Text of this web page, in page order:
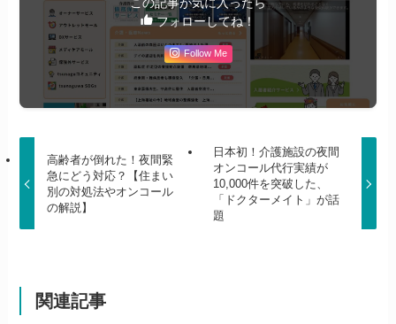
フォローしてね！
Follow Me
高齢者が倒れた！夜間緊
急にどう対応？【住まい
別の対処法やオンコール
の解説】
日本初！介護施設の夜間
オンコール代行実績が
10,000件を突破した、
「ドクターメイト」が話
題
関連記事